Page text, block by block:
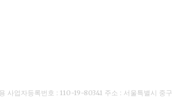
사업자등록번호 : 110-19-80341 주소 : 서울특별시 중구